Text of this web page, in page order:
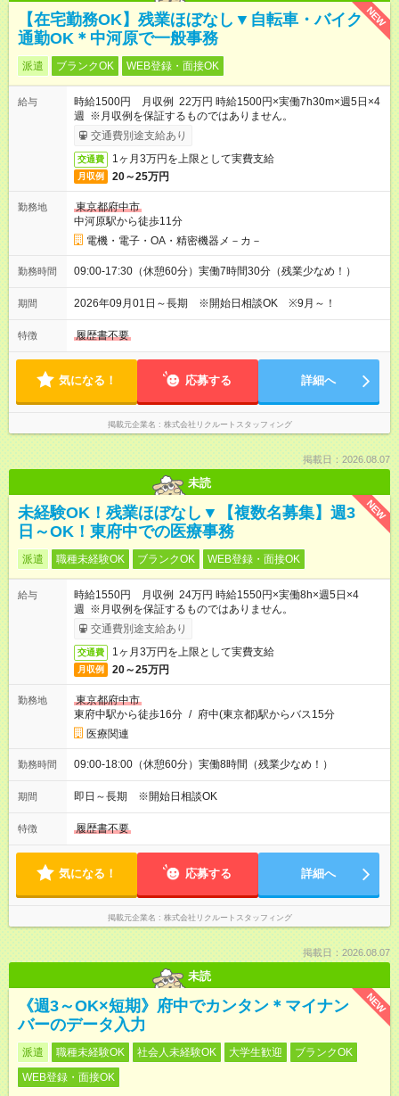
NEW
【在宅勤務OK】残業ほぼなし▼自転車・バイク
通勤OK＊中河原で一般事務
派遣 ブランクOK WEB登録・面接OK
給与
時給1500円 月収例 22万円 時給1500円×実働7h30m×週5日×4
週 ※月収例を保証するものではありません。
交通費別途支給あり
交通費 1ヶ月3万円を上限として実費支給
月収例 20～25万円
勤務地
東京都府中市
中河原駅から徒歩11分
電機・電子・OA・精密機器メ－カ－
勤務時間 09:00-17:30（休憩60分）実働7時間30分（残業少なめ！）
期間 2026年09月01日～長期 ※開始日相談OK ※9月～！
特徴 履歴書不要
気になる！ 応募する 詳細へ
掲載元企業名 株式会社リクルートスタッフィング
掲載日：2026.08.07
未読
NEW
未経験OK！残業ほぼなし▼【複数名募集】週3
日～OK！東府中での医療事務
派遣 職種未経験OK ブランクOK WEB登録・面接OK
給与
時給1550円 月収例 24万円 時給1550円×実働8h×週5日×4
週 ※月収例を保証するものではありません。
交通費別途支給あり
交通費 1ヶ月3万円を上限として実費支給
月収例 20～25万円
勤務地
東京都府中市
東府中駅から徒歩16分 / 府中(東京都)駅からバス15分
医療関連
勤務時間 09:00-18:00（休憩60分）実働8時間（残業少なめ！）
期間 即日～長期 ※開始日相談OK
特徴 履歴書不要
気になる！ 応募する 詳細へ
掲載元企業名 株式会社リクルートスタッフィング
掲載日：2026.08.07
未読
NEW
《週3～OK×短期》府中でカンタン＊マイナン
バーのデータ入力
派遣 職種未経験OK 社会人未経験OK 大学生歓迎
ブランクOK
WEB登録・面接OK